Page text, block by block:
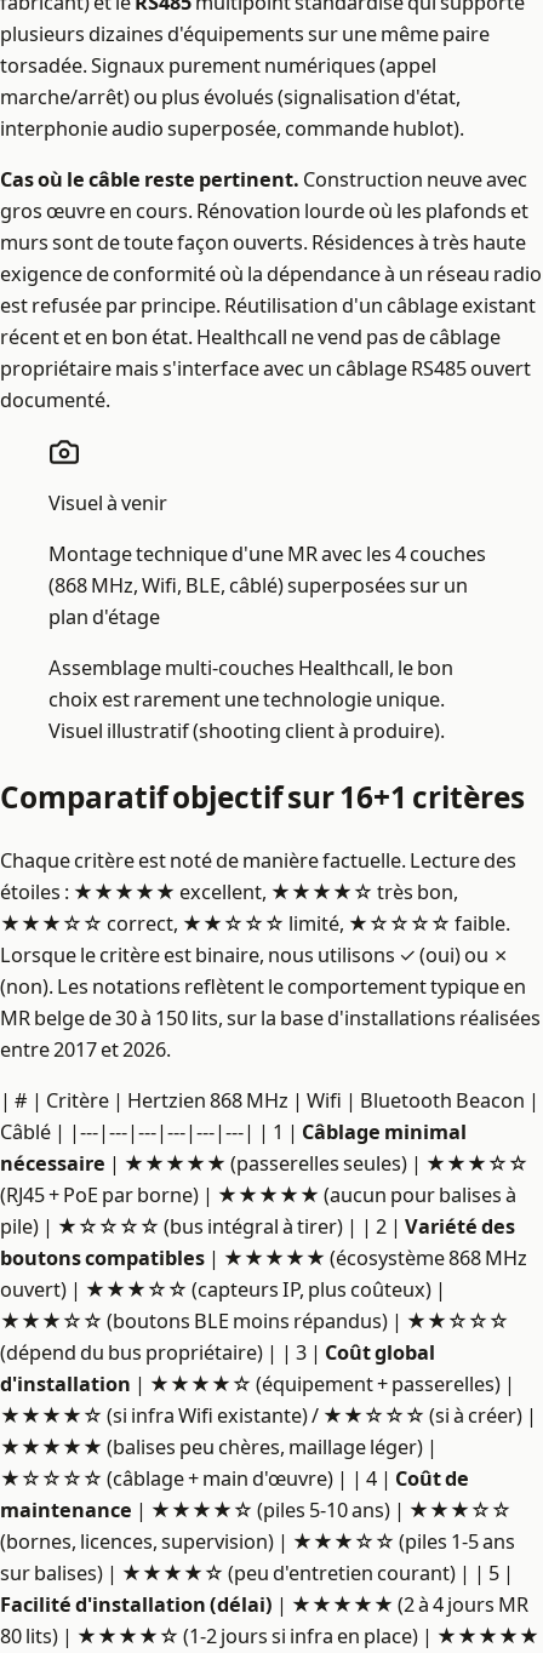
plusieurs dizaines d'équipements sur une même paire
torsadée. Signaux purement numériques (appel
marche/arrêt) ou plus évolués (signalisation d'état,
interphonie audio superposée, commande hublot).
Cas où le câble reste pertinent. Construction neuve avec
gros œuvre en cours. Rénovation lourde où les plafonds et
murs sont de toute façon ouverts. Résidences à très haute
exigence de conformité où la dépendance à un réseau radio
est refusée par principe. Réutilisation d'un câblage existant
récent et en bon état. Healthcall ne vend pas de câblage
propriétaire mais s'interface avec un câblage RS485 ouvert
documenté.
Visuel à venir
Montage technique d'une MR avec les 4 couches
(868 MHz, Wifi, BLE, câblé) superposées sur un
plan d'étage
Assemblage multi-couches Healthcall, le bon
choix est rarement une technologie unique.
Visuel illustratif (shooting client à produire).
Comparatif objectif sur 16+1 critères
Chaque critère est noté de manière factuelle. Lecture des
étoiles : ★★★★★ excellent, ★★★★☆ très bon,
★★★☆☆ correct, ★★☆☆☆ limité, ★☆☆☆☆ faible.
Lorsque le critère est binaire, nous utilisons ✓ (oui) ou ✗
(non). Les notations reflètent le comportement typique en
MR belge de 30 à 150 lits, sur la base d'installations réalisées
entre 2017 et 2026.
| # | Critère | Hertzien 868 MHz | Wifi | Bluetooth Beacon |
Câblé | |---|---|---|---|---|---| | 1 | Câblage minimal
nécessaire | ★★★★★ (passerelles seules) | ★★★☆☆
(RJ45 + PoE par borne) | ★★★★★ (aucun pour balises à
pile) | ★☆☆☆☆ (bus intégral à tirer) | | 2 | Variété des
boutons compatibles | ★★★★★ (écosystème 868 MHz
ouvert) | ★★★☆☆ (capteurs IP, plus coûteux) |
★★★☆☆ (boutons BLE moins répandus) | ★★☆☆☆
(dépend du bus propriétaire) | | 3 | Coût global
d'installation | ★★★★☆ (équipement + passerelles) |
★★★★☆ (si infra Wifi existante) / ★★☆☆☆ (si à créer) |
★★★★★ (balises peu chères, maillage léger) |
★☆☆☆☆ (câblage + main d'œuvre) | | 4 | Coût de
maintenance | ★★★★☆ (piles 5-10 ans) | ★★★☆☆
(bornes, licences, supervision) | ★★★☆☆ (piles 1-5 ans
sur balises) | ★★★★☆ (peu d'entretien courant) | | 5 |
Facilité d'installation (délai) | ★★★★★ (2 à 4 jours MR
80 lits) | ★★★★☆ (1-2 jours si infra en place) | ★★★★★